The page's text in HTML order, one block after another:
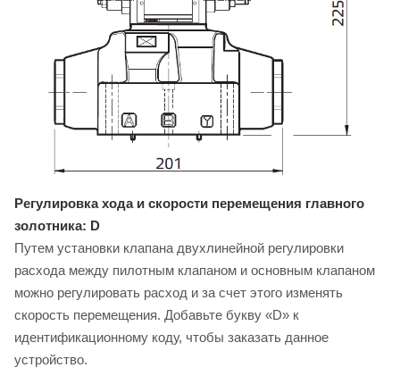
Регулировка хода и скорости перемещения главного
золотника: D
Путем установки клапана двухлинейной регулировки
расхода между пилотным клапаном и основным клапаном
можно регулировать расход и за счет этого изменять
скорость перемещения. Добавьте букву «D» к
идентификационному коду, чтобы заказать данное
устройство.